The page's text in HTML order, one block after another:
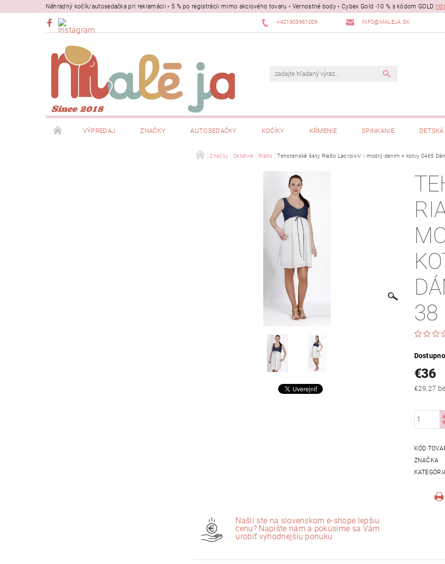
Náhradný kočík/autosedačka pri reklamácii • 5 % po registrácii mimo akciového tovaru • Vernostné body • Cybex Gold -10 % s kódom GOLD
+421903961009 INFO@MALEJA.SK
VÝPREDAJ ZNAČKY AUTOSEDAČKY KOČÍKY KŔMENIE SPINKANIE
Značky Ostatné Rialto Tehotenské šaty Rialto Lacroix-V - modrý denim + kotvy 0465
38
€36
KÓD
ZNAČKA
Našli ste na slovenskom e-shope lepšiu
cenu? Napíšte nám a pokúsime sa Vám
urobiť výhodnejšiu ponuku.